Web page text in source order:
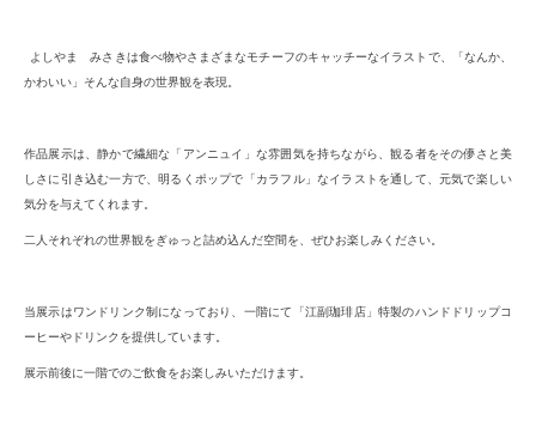
よしやま みさきは食べ物やさまざまなモチーフのキャッチーな イラストで、 「なんか、
かわいい」そんな自身の世界観を表現。
作品展示は、静かで繊細な「アンニュイ」な雰囲気を持ちながら、観る者をその儚さと美
しさに引き込む一方で、明るくポップで「カラフル」なイラストを通して、元気で楽しい
気分を与えてくれ ます
二人それぞれの世界観をぎゅっと詰め込んだ空間を、ぜひお楽しみください。
当展示はワンドリンク制になっており、一階にて「江副珈琲店」特製のハンドドリップコ
ーヒーやドリンクを提供しています。
展示前後に一階でのご飲食をお楽しみいただけます